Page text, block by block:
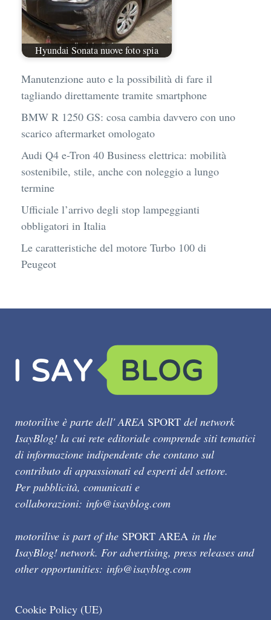
Hyundai Sonata nuove foto spia
Manutenzione auto e la possibilità di fare il
tagliando direttamente tramite smartphone
BMW R 1250 GS: cosa cambia davvero con uno
scarico aftermarket omologato
Audi Q4 e-Tron 40 Business elettrica: mobilità
sostenibile, stile, anche con noleggio a lungo
termine
Ufficiale l’arrivo degli stop lampeggianti
obbligatori in Italia
Le caratteristiche del motore Turbo 100 di
Peugeot
motorilive è parte dell' AREA SPORT del network
IsayBlog! la cui rete editoriale comprende siti tematici
di informazione indipendente che contano sul
contributo di appassionati ed esperti del settore.
Per pubblicità, comunicati e
collaborazioni: info@isayblog.com
motorilive is part of the SPORT AREA in the
IsayBlog! network. For advertising, press releases and
other opportunities: info@isayblog.com
Cookie Policy (UE)